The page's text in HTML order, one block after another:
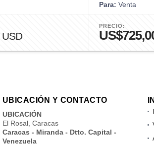
USD
Para: Venta
PRECIO:
UBICACIÓN Y CONTACTO
UBICACIÓN
El Rosal, Caracas
Caracas - Miranda - Dtto. Capital -
Venezuela